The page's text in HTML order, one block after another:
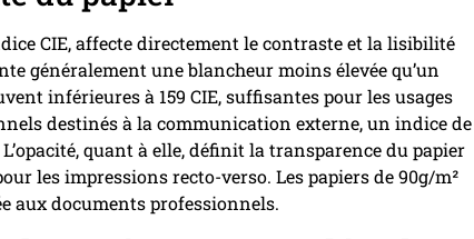
CIE, affecte directement le contraste et la lisibilité
généralement une blancheur moins élevée qu’un
inférieures à 159 CIE, suffisantes pour les usages
destinés à la communication externe, un indice de
quant à elle, définit la transparence du papier
les impressions recto-verso. Les papiers de 90g/m²
aux documents professionnels.